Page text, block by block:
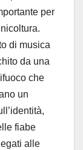
per
di musica
da una
che
un
fiabe
alle